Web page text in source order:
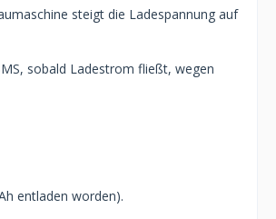
steigt die Ladespannung auf
sobald Ladestrom fließt, wegen
entladen worden).